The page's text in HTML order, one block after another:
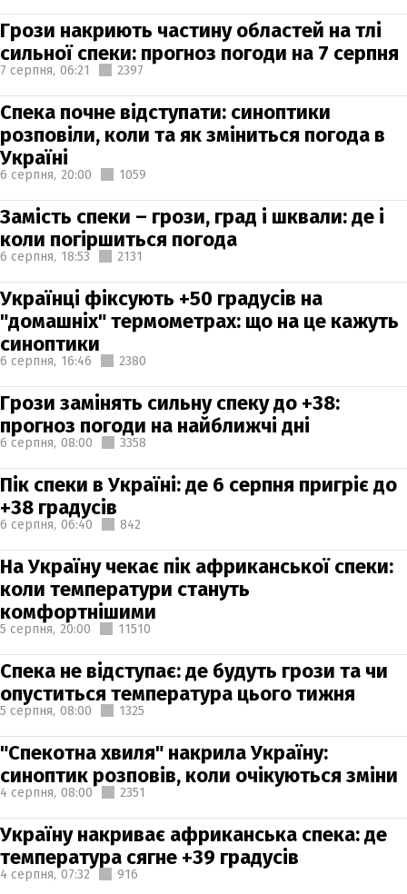
Грози накриють частину областей на тлі
сильної спеки: прогноз погоди на 7 серпня
7 серпня, 06:21 2397
Спека почне відступати: синоптики
розповіли, коли та як зміниться погода в
Україні
6 серпня, 20:00 1059
Замість спеки – грози, град і шквали: де і
коли погіршиться погода
6 серпня, 18:53 2131
Українці фіксують +50 градусів на
"домашніх" термометрах: що на це кажуть
синоптики
6 серпня, 16:46 2380
Грози замінять сильну спеку до +38:
прогноз погоди на найближчі дні
6 серпня, 08:00 3358
Пік спеки в Україні: де 6 серпня пригріє до
+38 градусів
6 серпня, 06:40 842
На Україну чекає пік африканської спеки:
коли температури стануть
комфортнішими
5 серпня, 20:00 11510
Спека не відступає: де будуть грози та чи
опуститься температура цього тижня
5 серпня, 08:00 1325
"Спекотна хвиля" накрила Україну:
синоптик розповів, коли очікуються зміни
4 серпня, 08:00 2351
Україну накриває африканська спека: де
температура сягне +39 градусів
4 серпня, 07:32 916